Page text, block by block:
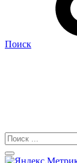
Поиск